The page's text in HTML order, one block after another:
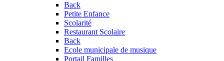
Back
Petite Enfance
Scolarité
Restaurant Scolaire
Back
Ecole municipale de musique
Portail Familles